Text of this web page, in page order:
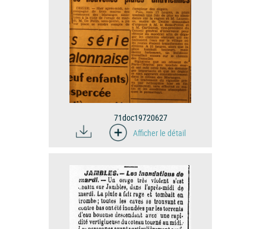
71doc19720627
Afficher le détail